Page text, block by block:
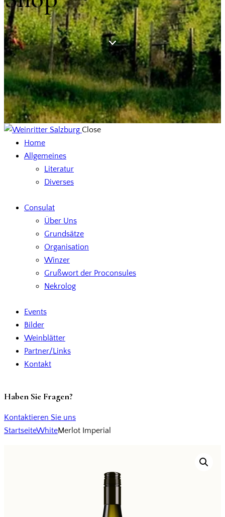
Close
Home
Allgemeines
Literatur
Diverses
Consulat
Über Uns
Grundsätze
Organisation
Winzer
Grußwort der Proconsules
Nekrolog
Events
Bilder
Weinblätter
Partner/Links
Kontakt
Haben Sie Fragen?
Kontaktieren Sie uns
StartseiteWhiteMerlot Imperial